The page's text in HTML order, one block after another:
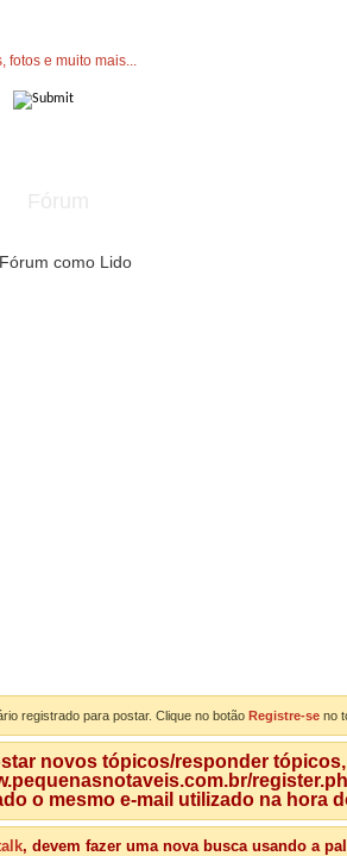
como Lido
registrado para postar. Clique no botão Registre-se no
novos tópicos/responder
o mesmo e-mail utilizado na hora
, devem fazer uma nova busca usando a